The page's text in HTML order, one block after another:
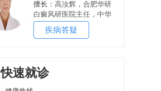
擅长： 高汝辉，合肥华研
白癜风研医院主任，中华
中医药学会皮肤病分...
疾病答疑
快速就诊